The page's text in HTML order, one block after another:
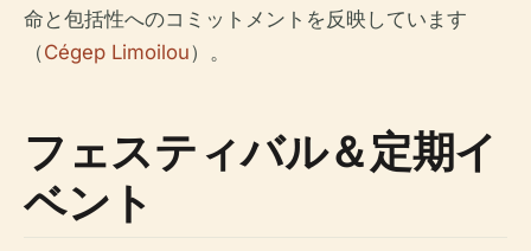
命と包括性へのコミットメントを反映しています
（Cégep Limoilou）。
フェスティバル＆定期イ
ベント